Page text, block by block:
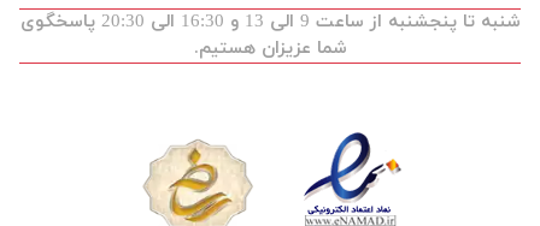
شنبه تا پنجشنبه از ساعت 9 الی 13 و 16:30 الی 20:30 پاسخگوی
شما عزیزان هستیم.